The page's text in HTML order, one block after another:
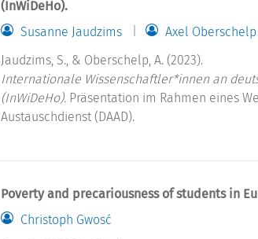
(InWiDeHo).
Susanne Jaudzims
Axel Oberschelp
Jaudzims, S., & Oberschelp, A. (2023).
Internationale Wissenschaftler*innen an
(InWiDeHo). Präsentation im Rahmen eines
Austauschdienst (DAAD).
Poverty and precariousness of students in
Christoph Gwosć